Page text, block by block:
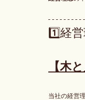
1️⃣経
【木
当社の経営